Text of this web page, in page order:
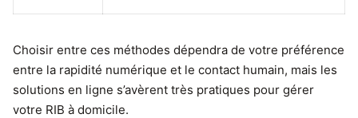
Choisir entre ces méthodes dépendra de votre préférence
entre la rapidité numérique et le contact humain, mais les
solutions en ligne s’avèrent très pratiques pour gérer
votre RIB à domicile.